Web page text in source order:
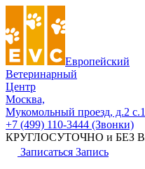
Европейский
Ветеринарный
Центр
Москва,
Мукомольный проезд, д.2 с.1
+7 (499) 110-3444 (Звонки)
КРУГЛОСУТОЧНО и БЕЗ
Записаться Запись